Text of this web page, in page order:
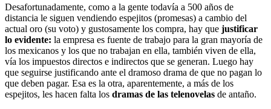
Desafortunadamente, como a la gente todavía a 500 años de
distancia le siguen vendiendo espejitos (promesas) a cambio del
actual oro (su voto) y gustosamente los compra, hay que justificar
lo evidente: la empresa es fuente de trabajo para la gran mayoría de
los mexicanos y los que no trabajan en ella, también viven de ella,
vía los impuestos directos e indirectos que se generan. Luego hay
que seguirse justificando ante el dramoso drama de que no pagan lo
que deben pagar. Esa es la otra, aparentemente, a más de los
espejitos, les hacen falta los dramas de las telenovelas de antaño.